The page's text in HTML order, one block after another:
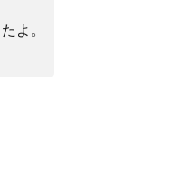
よ。